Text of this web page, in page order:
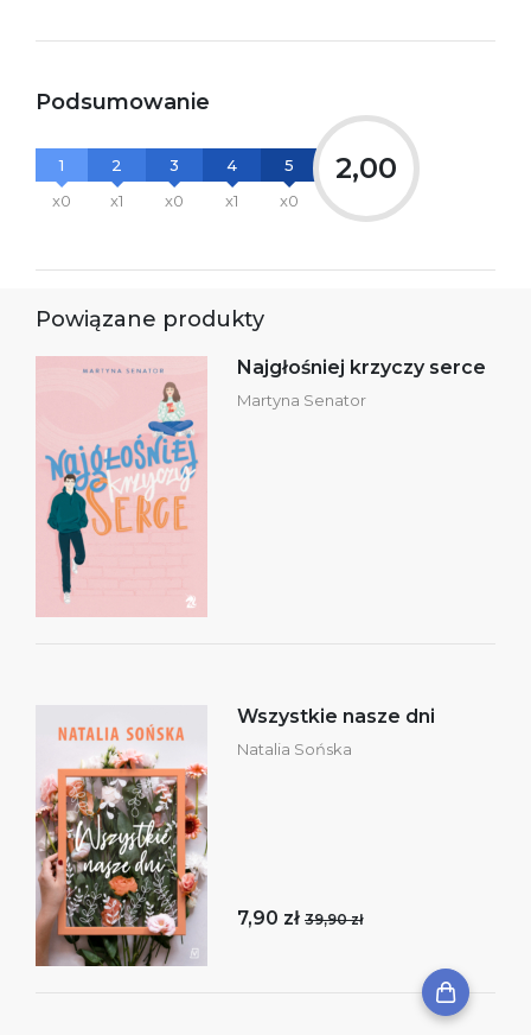
Podsumowanie
1
x0
2
x1
3
x0
4
x1
5
x0
2,00
Powiązane produkty
Najgłośniej krzyczy serce
Martyna Senator
Wszystkie nasze dni
Natalia Sońska
7,90 zł 39,90 zł